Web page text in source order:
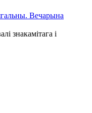
Вечарына
знакамітага і